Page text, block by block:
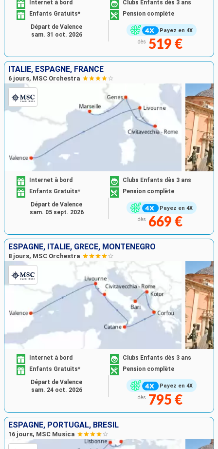
Payez en 4X
Internet à bord
Clubs Enfants dès 3 ans
Enfants Gratuits*
Pension complète
dès 519 €
Départ de Valence
sam. 31 oct. 2026
ITALIE, ESPAGNE, FRANCE
6 jours, MSC Orchestra
Payez en 4X
Internet à bord
Clubs Enfants dès 3 ans
Enfants Gratuits*
Pension complète
dès 669 €
Départ de Valence
sam. 05 sept. 2026
ESPAGNE, ITALIE, GRÈCE, MONTÉNÉGRO
8 jours, MSC Orchestra
Payez en 4X
Internet à bord
Clubs Enfants dès 3 ans
Enfants Gratuits*
Pension complète
dès 795 €
Départ de Valence
sam. 24 oct. 2026
ESPAGNE, PORTUGAL, BRÉSIL
16 jours, MSC Musica